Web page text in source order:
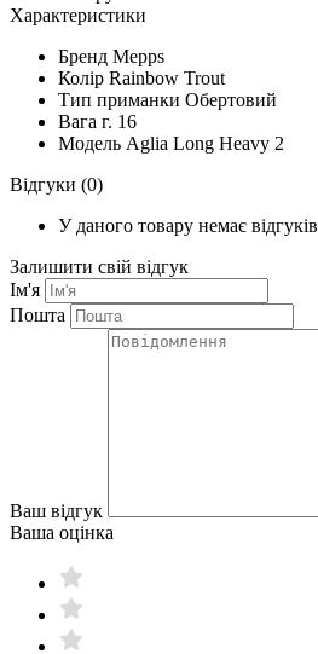
Характеристики
Бренд Mepps
Колір Rainbow Trout
Тип приманки Обертовий
Вага г. 16
Модель Aglia Long Heavy 2
Відгуки (0)
У даного товару немає відгуків
Залишити свій відгук
Ім'я
Пошта
Ваш відгук
Ваша оцінка